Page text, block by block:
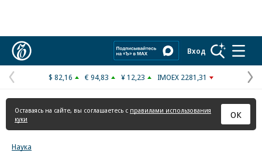
Вход
Предыдущая
страница
$ 82,16 € 94,83 ¥ 12,23 IMOEX 2281,31
Оставаясь на сайте, вы соглашаетесь с правилами использования
куки
ОК
Наука